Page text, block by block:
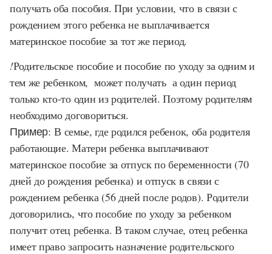
получать оба пособия. При условии, что в связи с
рождением этого ребенка не выплачивается
материнское пособие за тот же период.
!Родительское пособие и пособие по уходу за одним и
тем же ребенком, может получать а один период
только кто-то один из родителей. Поэтому родителям
необходимо договориться.
Пример: В семье, где родился ребенок, оба родителя
работающие. Матери ребенка выплачивают
материнское пособие за отпуск по беременности (70
дней до рождения ребенка) и отпуск в связи с
рождением ребенка (56 дней после родов). Родители
договорились, что пособие по уходу за ребенком
получит отец ребенка. В таком случае, отец ребенка
имеет право запросить назначение родительского